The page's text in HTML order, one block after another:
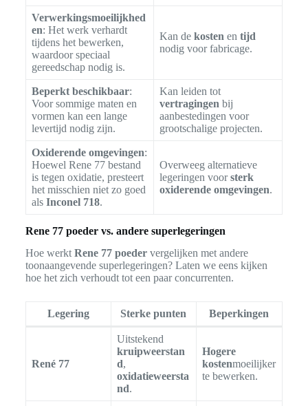
Verwerkingsmoeilijkhed
en: Het werk verhardt
tijdens het bewerken,
waardoor speciaal
gereedschap nodig is.
Kan de kosten en tijd
nodig voor fabricage.
Beperkt beschikbaar:
Voor sommige maten en
vormen kan een lange
levertijd nodig zijn.
Kan leiden tot
vertragingen bij
aanbestedingen voor
grootschalige projecten.
Oxiderende omgevingen:
Hoewel Rene 77 bestand
is tegen oxidatie, presteert
het misschien niet zo goed
als Inconel 718.
Overweeg alternatieve
legeringen voorsterk
oxiderende omgevingen.
Rene 77 poeder vs. andere superlegeringen
Hoe werktRene 77 poedervergelijken met andere
toonaangevende superlegeringen? Laten we eens kijken
hoe het zich verhoudt tot een paar concurrenten.
Legering Sterke punten Beperkingen
René 77
Uitstekend
kruipweerstan
d,
oxidatieweersta
nd.
Hogere
kostenmoeilijker
te bewerken.